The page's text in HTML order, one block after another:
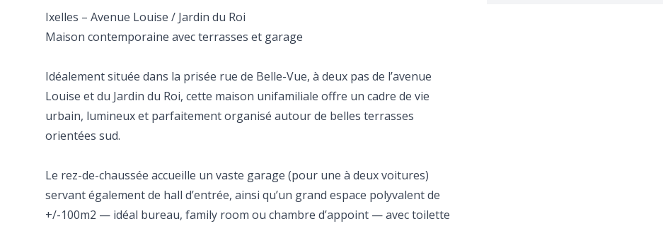
Ixelles – Avenue Louise / Jardin du Roi
Maison contemporaine avec terrasses et garage
Idéalement située dans la prisée rue de Belle-Vue, à deux pas de l’avenue
Louise et du Jardin du Roi, cette maison unifamiliale offre un cadre de vie
urbain, lumineux et parfaitement organisé autour de belles terrasses
orientées sud.
Le rez-de-chaussée accueille un vaste garage (pour une à deux voitures)
servant également de hall d’entrée, ainsi qu’un grand espace polyvalent de
+/-100m2 — idéal bureau, family room ou chambre d’appoint — avec toilette